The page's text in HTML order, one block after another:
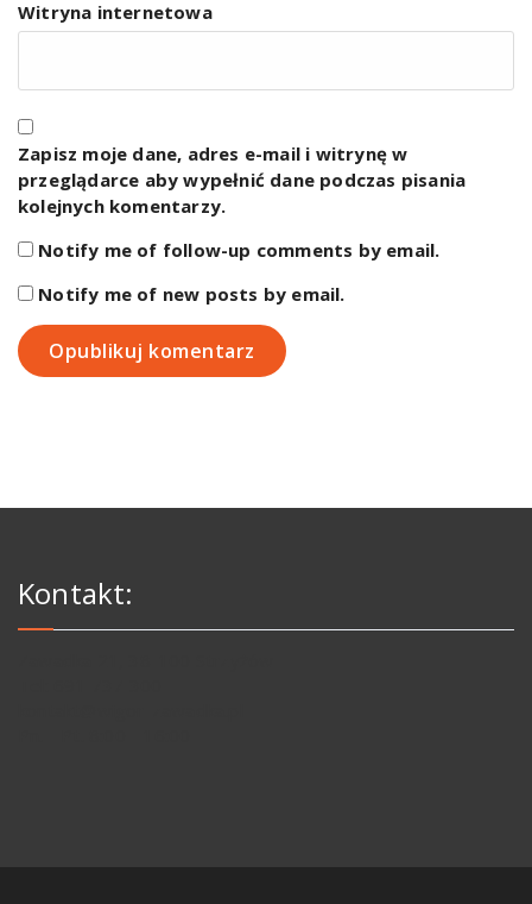
Witryna internetowa
Zapisz moje dane, adres e-mail i witrynę w
przeglądarce aby wypełnić dane podczas pisania
kolejnych komentarzy.
Notify me of follow-up comments by email.
Notify me of new posts by email.
Kontakt: